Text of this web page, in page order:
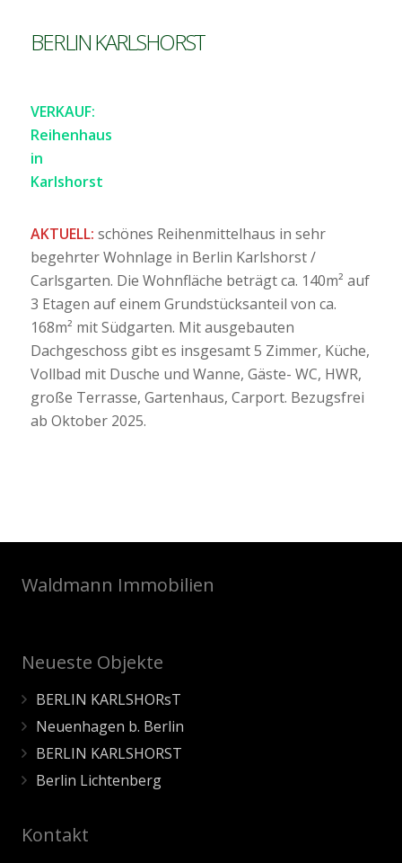
BERLIN KARLSHORST
VERKAUF:
Reihenhaus
in
Karlshorst
AKTUELL: schönes Reihenmittelhaus in sehr
begehrter Wohnlage in Berlin Karlshorst /
Carlsgarten. Die Wohnfläche beträgt ca. 140m² auf
3 Etagen auf einem Grundstücksanteil von ca.
168m² mit Südgarten. Mit ausgebauten
Dachgeschoss gibt es insgesamt 5 Zimmer, Küche,
Vollbad mit Dusche und Wanne, Gäste- WC, HWR,
große Terrasse, Gartenhaus, Carport. Bezugsfrei
ab Oktober 2025.
Waldmann Immobilien
Neueste Objekte
BERLIN KARLSHORsT
Neuenhagen b. Berlin
BERLIN KARLSHORST
Berlin Lichtenberg
Kontakt